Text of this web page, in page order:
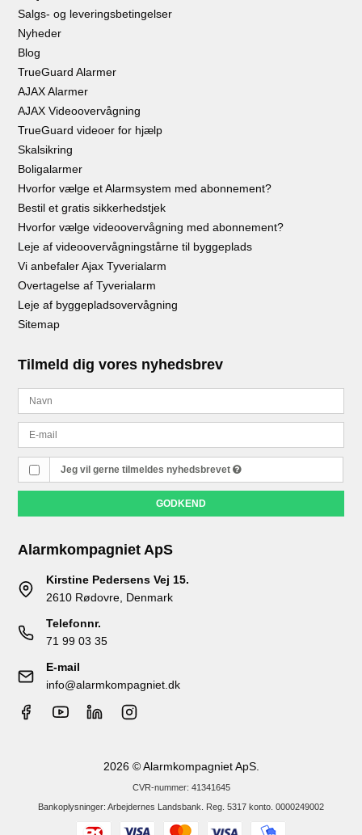
Salgs- og leveringsbetingelser
Nyheder
Blog
TrueGuard Alarmer
AJAX Alarmer
AJAX Videoovervågning
TrueGuard videoer for hjælp
Skalsikring
Boligalarmer
Hvorfor vælge et Alarmsystem med abonnement?
Bestil et gratis sikkerhedstjek
Hvorfor vælge videoovervågning med abonnement?
Leje af videoovervågningstårne til byggeplads
Vi anbefaler Ajax Tyverialarm
Overtagelse af Tyverialarm
Leje af byggepladsovervågning
Sitemap
Tilmeld dig vores nyhedsbrev
Jeg vil gerne tilmeldes nyhedsbrevet
GODKEND
Alarmkompagniet ApS
Kirstine Pedersens Vej 15.
2610 Rødovre, Denmark
Telefonnr.
71 99 03 35
E-mail
info@alarmkompagniet.dk
2026 © Alarmkompagniet ApS.
CVR-nummer: 41341645
Bankoplysninger: Arbejdernes Landsbank. Reg. 5317 konto. 0000249002